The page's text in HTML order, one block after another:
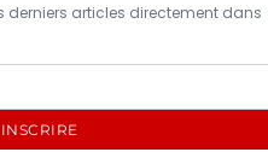
derniers articles directement dans